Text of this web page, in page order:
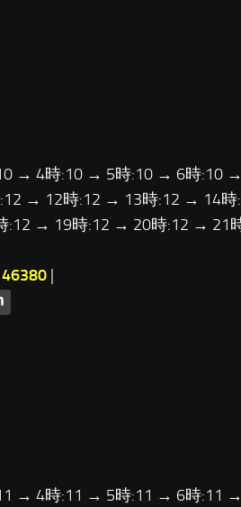
→ 4時:10 → 5時:10 → 6時:10
→ 12時:12 → 13時:12 → 14
:12 → 19時:12 → 20時:12 → 21
|
→ 4時:11 → 5時:11 → 6時:11